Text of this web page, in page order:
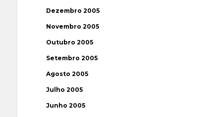
Dezembro 2005
Novembro 2005
Outubro 2005
Setembro 2005
Agosto 2005
Julho 2005
Junho 2005